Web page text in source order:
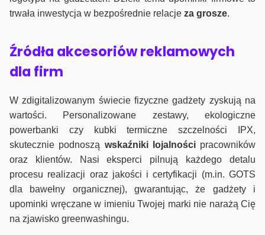
trwała inwestycja w bezpośrednie relacje za grosze.
Źródła akcesoriów reklamowych
dla firm
W zdigitalizowanym świecie fizyczne gadżety zyskują na
wartości. Personalizowane zestawy, ekologiczne
powerbanki czy kubki termiczne szczelności IPX,
skutecznie podnoszą wskaźniki lojalnościpracowników
oraz klientów. Nasi eksperci pilnują każdego detalu
procesu realizacji oraz jakości i certyfikacji (m.in. GOTS
dla bawełny organicznej), gwarantując, że gadżety i
upominki wręczane w imieniu Twojej marki nie narażą Cię
na zjawisko greenwashingu.